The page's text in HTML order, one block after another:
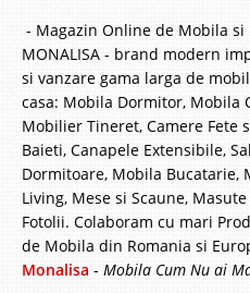
- Magazin Online de Mobila
MONALISA - brand modern
si vanzare gama larga de
casa: Mobila Dormitor, Mobila
Mobilier Tineret, Camere Fete
Baieti, Canapele Extensibile,
Dormitoare, Mobila Bucatarie,
Living, Mese si Scaune,
Fotolii. Colaboram cu mari
de Mobila din Romania si
Monalisa - Mobila Cum Nu ai